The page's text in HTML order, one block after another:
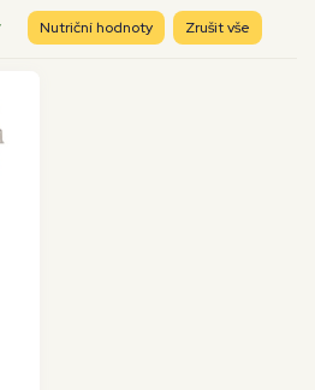
Nutriční hodnoty Zrušit vše